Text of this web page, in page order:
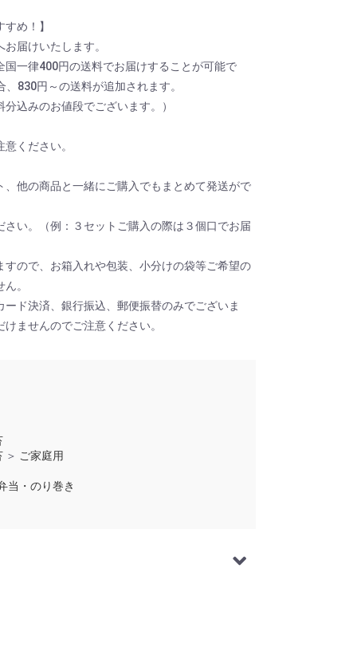
め！】
届けいたします。
国一律400円の送料でお届けすることが可能で
830円～の送料が追加されます。
込みのお値段でございます。）
ください。
他の商品と一緒にご購入でもまとめて発送がで
い。（例：３セットご購入の際は３個口でお届
ので、お箱入れや包装、小分けの袋等ご希望の
。
ド決済、銀行振込、郵便振替のみでございま
ませんのでご注意ください。
＞ ご家庭用
当・のり巻き